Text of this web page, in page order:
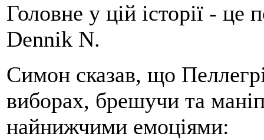
Головне у цій історії - це
Dennik N.
Симон сказав, що
виборах, брешучи та
найнижчими емоціями: